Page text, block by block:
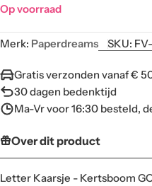
Op voorraad
Merk: Paperdreams SKU:
Gratis verzonden vanaf €
30 dagen bedenktijd
Ma-Vr voor 16:30 besteld,
Over dit product
Letter Kaarsje - Kertsboom